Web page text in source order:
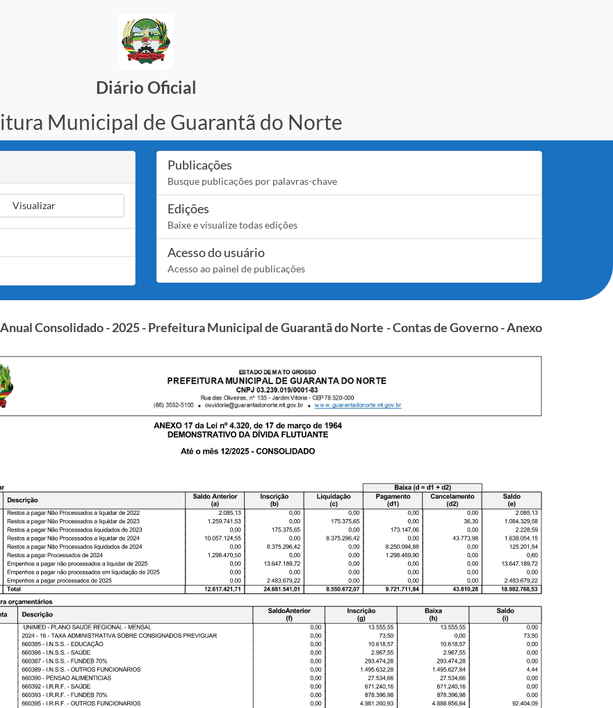
Diário Oficial
Municipal de Guarantã do Norte
Visualizar
Publicações
Busque publicações por palavras-chave
Edições
Baixe e visualize todas edições
Acesso do usuário
Acesso ao painel de publicações
Consolidado - 2025 - Prefeitura Municipal de Guarantã do Norte - Contas de Governo - Anexo